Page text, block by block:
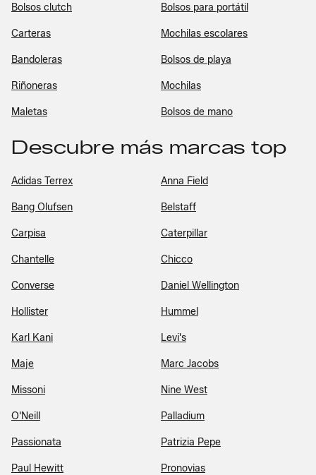
Bolsos clutch Bolsos para portátil
Carteras Mochilas escolares
Bandoleras Bolsos de playa
Riñoneras Mochilas
Maletas Bolsos de mano
Descubre más marcas top
Adidas Terrex Anna Field
Bang Olufsen Belstaff
Carpisa Caterpillar
Chantelle Chicco
Converse Daniel Wellington
Hollister Hummel
Karl Kani Levi's
Maje Marc Jacobs
Missoni Nine West
O'Neill Palladium
Passionata Patrizia Pepe
Paul Hewitt Pronovias